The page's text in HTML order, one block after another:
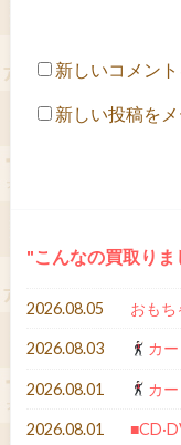
新しいコメン
新しい投稿を
こんなの買取りま
2026.08.05 おもち
2026.08.03 カ
2026.08.01 カ
2026.08.01